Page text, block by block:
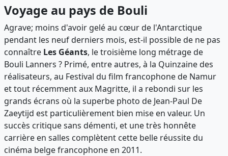
Voyage au pays de Bouli
Agrave; moins d'avoir gelé au cœur de l'Antarctique
pendant les neuf derniers mois, est-il possible de ne pas
connaître Les Géants, le troisième long métrage de
Bouli Lanners ? Primé, entre autres, à la Quinzaine des
réalisateurs, au Festival du film francophone de Namur
et tout récemment aux Magritte, il a rebondi sur les
grands écrans où la superbe photo de Jean-Paul De
Zaeytijd est particulièrement bien mise en valeur. Un
succès critique sans démenti, et une très honnête
carrière en salles complètent cette belle réussite du
cinéma belge francophone en 2011.